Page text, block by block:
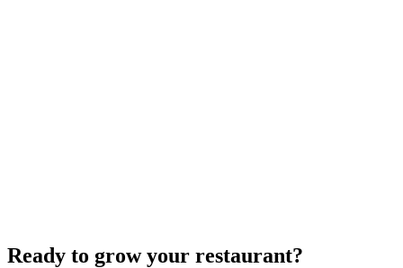
Ready to grow your restaurant?